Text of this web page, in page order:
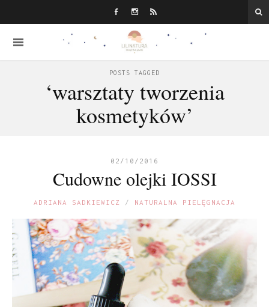
POSTS TAGGED
‘warsztaty tworzenia
kosmetyków’
02/10/2016
Cudowne olejki IOSSI
ADRIANA SADKIEWICZ NATURALNA PIELĘGNACJA